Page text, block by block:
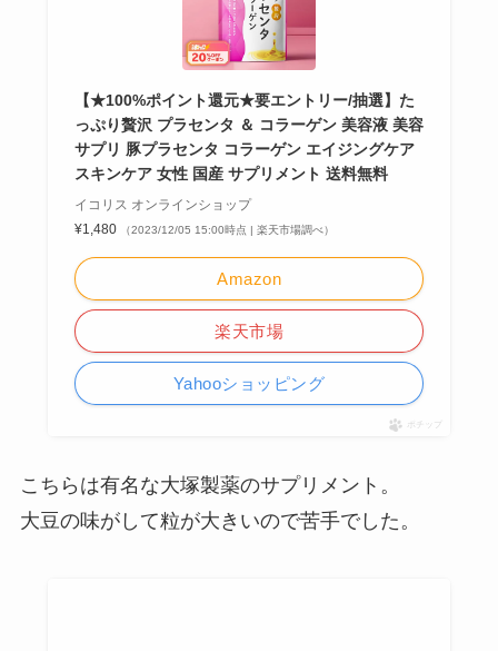
【★100%ポイント還元★要エントリー/抽選】た
っぷり贅沢 プラセンタ ＆ コラーゲン 美容液 美容
サプリ 豚プラセンタ コラーゲン エイジングケア
スキンケア 女性 国産 サプリメント 送料無料
イコリス オンラインショップ
¥1,480
（2023/12/05 15:00時点 | 楽天市場調べ）
Amazon
楽天市場
Yahooショッピング
ポチップ
こちらは有名な大塚製薬のサプリメント。
大豆の味がして粒が大きいので苦手でした。